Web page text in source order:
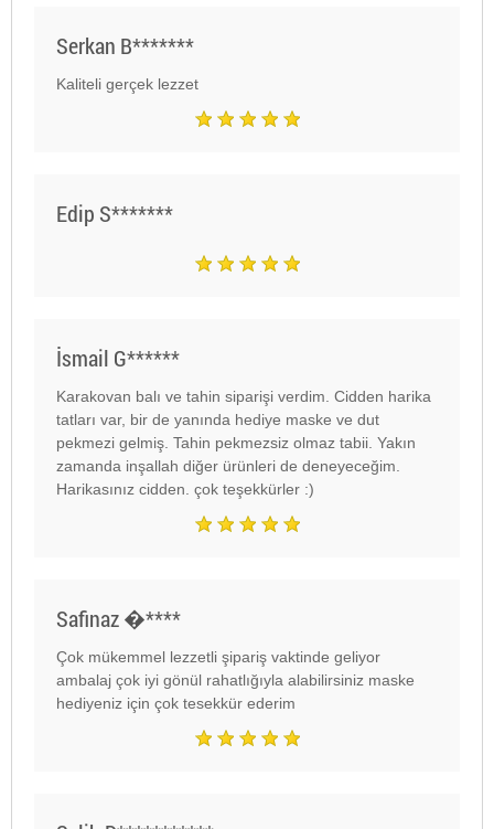
Serkan B*******
Kaliteli gerçek lezzet
Edip S*******
İsmail G******
Karakovan balı ve tahin siparişi verdim. Cidden harika
tatları var, bir de yanında hediye maske ve dut
pekmezi gelmiş. Tahin pekmezsiz olmaz tabii. Yakın
zamanda inşallah diğer ürünleri de deneyeceğim.
Harikasınız cidden. çok teşekkürler :)
Safinaz �****
Çok mükemmel lezzetli şipariş vaktinde geliyor
ambalaj çok iyi gönül rahatlığıyla alabilirsiniz maske
hediyeniz için çok tesekkür ederim